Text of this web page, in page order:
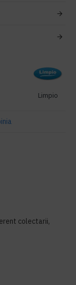
Limpio
colectarii,